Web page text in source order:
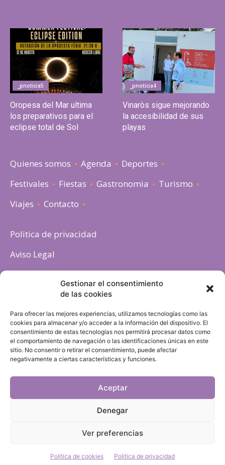
Gestionar el consentimiento
de las cookies
Para ofrecer las mejores experiencias, utilizamos tecnologías como las
cookies para almacenar y/o acceder a la información del dispositivo. El
consentimiento de estas tecnologías nos permitirá procesar datos como
el comportamiento de navegación o las identificaciones únicas en este
sitio. No consentir o retirar el consentimiento, puede afectar
negativamente a ciertas características y funciones.
Aceptar
Denegar
Ver preferencias
Política de cookies Politica de privacidad
_pnoticia5
Oropesa del Mar ultima
los preparativos para el
eclipse total de Sol
_pnoticia4
Vinaròs sigue mejorando
la accesibilidad de sus
playas
Quienes somos Agenda
Deportes
Festivales
Fiestas Gastronomia
Turismo
Viajes
Contacto
Politica de privacidad
Aviso Legal
Política de cookies